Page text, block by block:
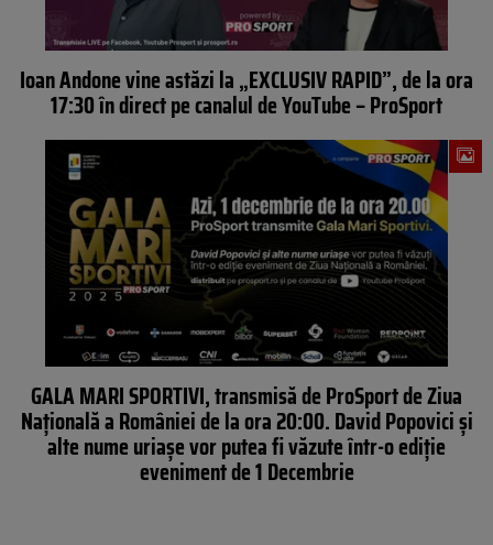
Ioan Andone vine astăzi la „EXCLUSIV RAPID”, de la ora
17:30 în direct pe canalul de YouTube – ProSport
GALA MARI SPORTIVI, transmisă de ProSport de Ziua
Națională a României de la ora 20:00. David Popovici şi
alte nume uriaşe vor putea fi văzute într-o ediție
eveniment de 1 Decembrie